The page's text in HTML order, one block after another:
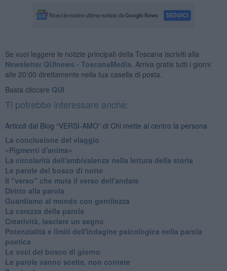
Se vuoi leggere le notizie principali della Toscana iscriviti alla
Newsletter QUInews - ToscanaMedia. Arriva gratis tutti i giorni
alle 20:00 direttamente nella tua casella di posta.
Basta cliccare QUI
Ti potrebbe interessare anche:
Articoli dal Blog “VERSI-AMO” di Chi mette al centro la persona
La conclusione del viaggio
​«Pigmenti d'anima»
La circolarità dell'ambivalenza nella lettura della storia
Le parole del bosco di notte
Il "verso" che muta il verso dell'andare
Diritto alla parola
​Guardiamo al mondo con gentilezza
La carezza della parola
Creatività, lasciare un segno
Potenzialità e limiti dell'indagine psicologica nella parola
poetica
Le voci del bosco di giorno
Le parole vanno scelte, non contate